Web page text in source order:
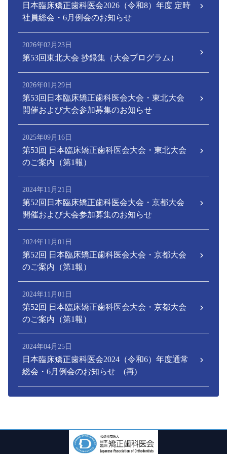
日本臨床矯正歯科医会2026（令和8）年度 定時
社員総会・6月例会のお知らせ
2026年02月23日
第53回東北大会 抄録集（大会プログラム）
2026年01月29日
第53回日本臨床矯正歯科医会大会・東北大会
開催および大会参加募集のお知らせ
2025年09月16日
第53回 日本臨床矯正歯科医会大会・東北大会
のご案内（第1報）
2024年11月21日
第52回日本臨床矯正歯科医会大会・京都大会
開催および大会参加募集のお知らせ
2024年11月01日
第52回 日本臨床矯正歯科医会大会・京都大会
のご案内（第1報）
2024年11月01日
第52回 日本臨床矯正歯科医会大会・京都大会
のご案内（第1報）
2024年04月25日
日本臨床矯正歯科医会2024（令和6）年度通常
総会・6月例会のお知らせ (再)